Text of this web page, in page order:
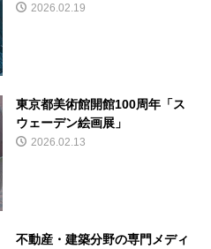
2026.02.19
東京都美術館開館100周年「ス
ウェーデン絵画展」
2026.02.13
不動産・建築分野の専門メディ